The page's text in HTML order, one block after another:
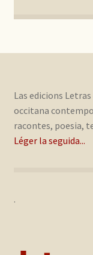
Las edicions
occitana
racontes, poesia,
Léger la seguida...
.